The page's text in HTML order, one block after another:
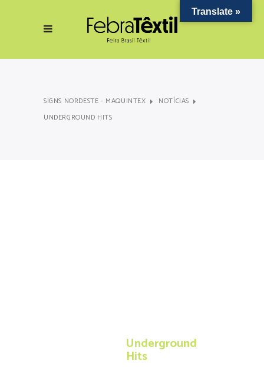
SIGNS NORDESTE - MAQUINTEX
NOTÍCIAS
UNDERGROUND HITS
Underground
Hits
Translate »